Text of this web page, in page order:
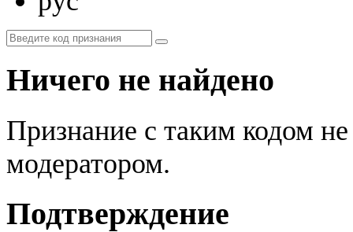
Ничего не найдено
Признание с таким кодом
модератором.
Подтверждение